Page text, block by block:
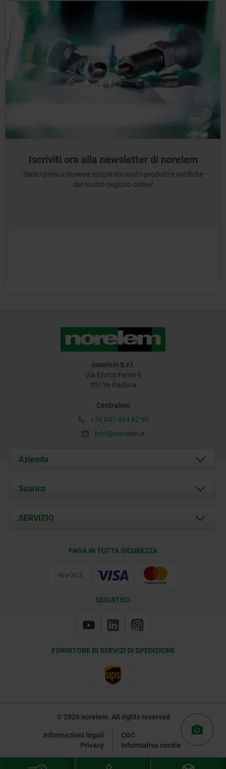
Iscriviti ora alla newsletter di norelem
Siate i primi a ricevere notizie sui nostri prodotti e notifiche
dal nostro negozio online!
norelem S.r.l.
Via Enrico Fermi 9
35136 Padova
Centralino
+39 047 464 62 90
info@norelem.it
Azienda
Chi siamo
Contatti
Scarica
Documents
SERVIZIO
PAGA IN TUTTA SICUREZZA
SEGUITECI
FORNITORE DI SERVIZI DI SPEDIZIONE
© 2026 norelem. All rights reserved
Informazioni legali
CGC
Privacy
Informativa cookie